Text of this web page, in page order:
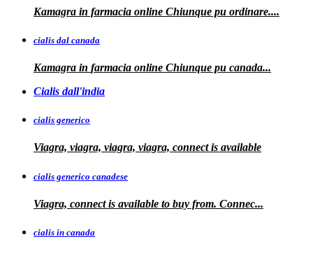
Kamagra in farmacia online Chiunque pu ordinare....
cialis dal canada
Kamagra in farmacia online Chiunque pu canada...
Cialis dall'india
cialis generico
Viagra, viagra, viagra, viagra, connect is available
cialis generico canadese
Viagra, connect is available to buy from. Connec...
cialis in canada